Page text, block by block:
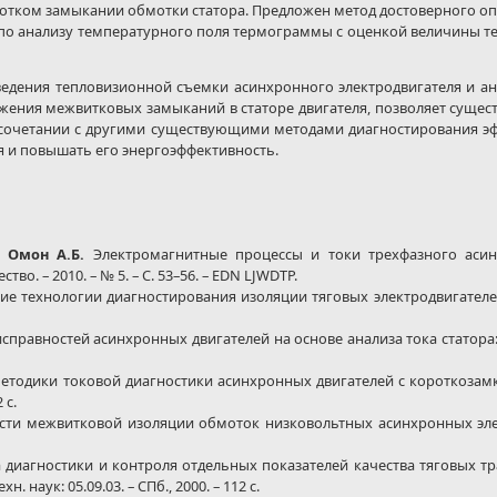
замыкании обмотки статора. Предложен метод достоверного
анализу температурного поля термограммы с оценкой величины
тепловизионной съемки асинхронного электродвигателя и
межвитковых замыканий в статоре двигателя, позволяет
с другими существующими методами диагностирования
повышать его энергоэффективность.
Омон А.Б. Электромагнитные процессы и токи трехфазного
– 2010. – № 5. – С. 53–56. – EDN LJWDTP.
технологии диагностирования изоляции тяговых
асинхронных двигателей на основе анализа тока
токовой диагностики асинхронных двигателей с
с.
межвитковой изоляции обмоток низковольтных асинхронных
и контроля отдельных показателей качества тяговых
наук: 05.09.03. – СПб., 2000. – 112 с.